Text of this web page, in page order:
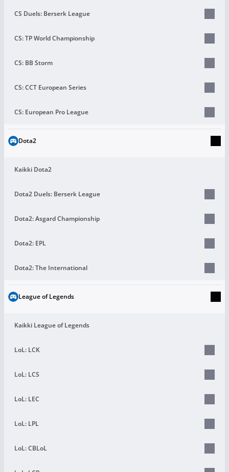
CS Duels: Berserk League
CS: TP World Championship
CS: BB Storm
CS: CCT European Series
CS: European Pro League
Dota2
Kaikki Dota2
Dota2 Duels: Berserk League
Dota2: Asgard Championship
Dota2: EPL
Dota2: The International
League of Legends
Kaikki League of Legends
LoL: LCK
LoL: LCS
LoL: LEC
LoL: LPL
LoL: CBLoL